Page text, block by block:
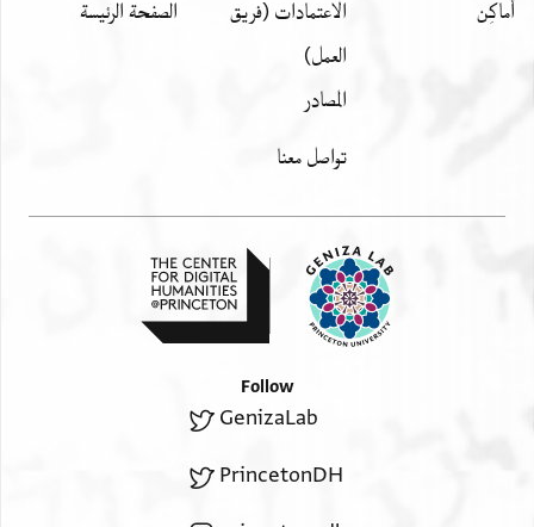
أَماكِن
الاعتمادات (فريق
العمل)
المصادر
تواصل معنا
الصفحة الرئيسة
Follow
GenizaLab
PrincetonDH